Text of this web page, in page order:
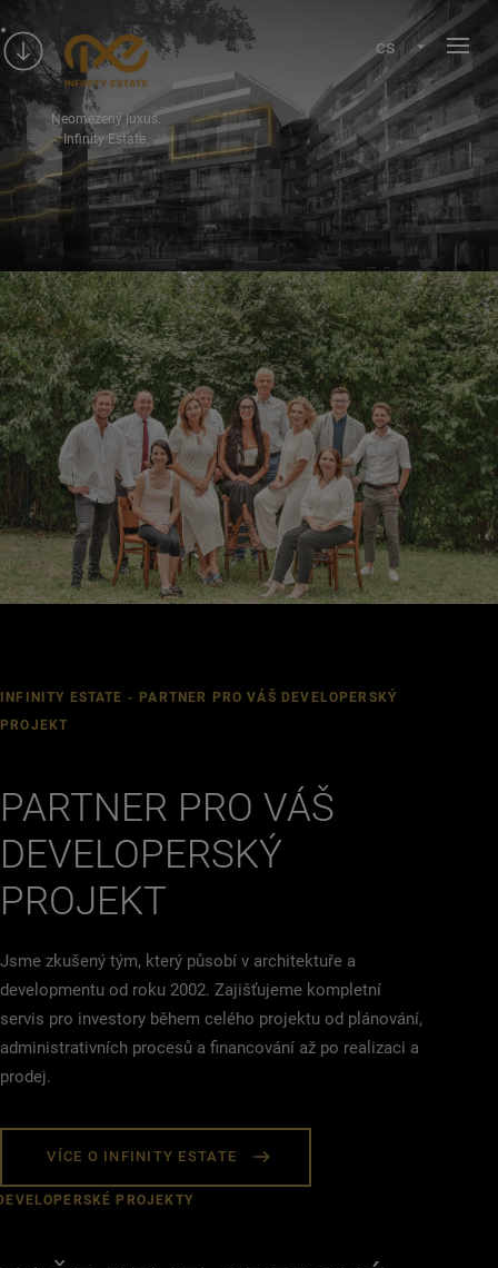
Neomezený luxus.
Infinity Estate.
cs
INFINITY ESTATE - PARTNER PRO VÁŠ DEVELOPERSKÝ
PROJEKT
PARTNER PRO VÁŠ
DEVELOPERSKÝ
PROJEKT
Jsme zkušený tým, který působí v architektuře a
developmentu od roku 2002. Zajišťujeme kompletní
servis pro investory během celého projektu od plánování,
administrativních procesů a financování až po realizaci a
prodej.
VÍCE O INFINITY ESTATE
PROJEKTY